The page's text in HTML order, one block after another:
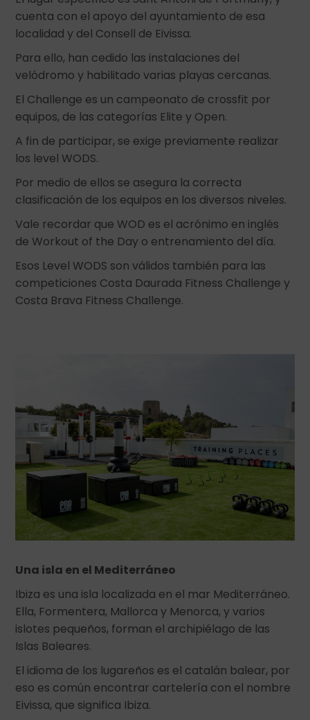
cuenta con el apoyo del ayuntamiento de esa
localidad y del Consell de Eivissa.
Para ello, han cedido las instalaciones del
velódromo y habilitado varias playas cercanas.
El Challenge es un campeonato de crossfit por
equipos, de las categorías Elite y Open.
A fin de participar, se exige previamente realizar
los level WODS.
Por medio de ellos se asegura la correcta
clasificación de los equipos en los diversos niveles.
Vale recordar que WOD es el acrónimo en inglés
de Workout of the Day o entrenamiento del día.
Esos Level WODS son válidos también para las
competiciones Costa Daurada Fitness Challenge y
Costa Brava Fitness Challenge.
Una isla en el Mediterráneo
Ibiza es una isla localizada en el mar Mediterráneo.
Ella, Formentera, Mallorca y Menorca, y varios
islotes pequeños, forman el archipiélago de las
Islas Baleares.
El idioma de los lugareños es el catalán balear, por
eso es común encontrar cartelería con el nombre
Eivissa, que significa Ibiza.